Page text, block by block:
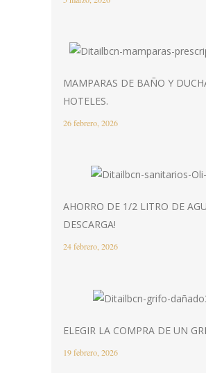
MAMPARAS DE BAÑO Y
HOTELES.
26 febrero, 2026
AHORRO DE 1/2 LITRO DE
DESCARGA!
24 febrero, 2026
ELEGIR LA COMPRA DE UN
19 febrero, 2026